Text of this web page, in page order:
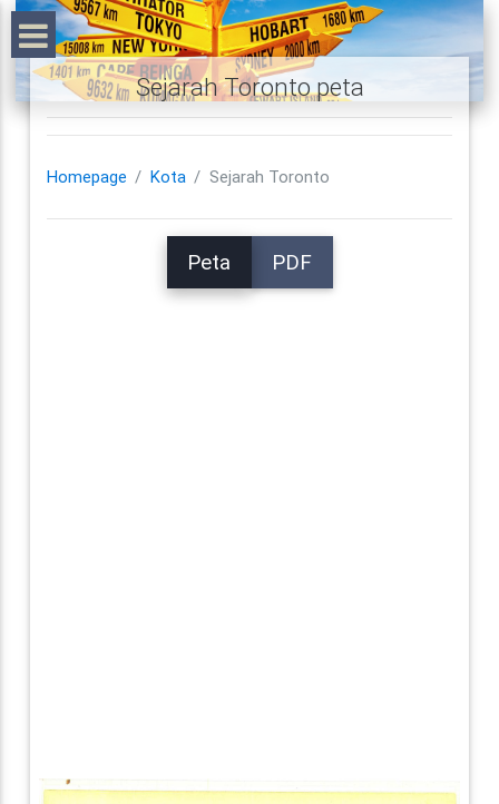
Sejarah Toronto peta
Homepage Kota Sejarah Toronto
Peta PDF